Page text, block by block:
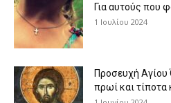
Για αυτούς που
1 Ιουλίου 2024
Προσευχή Αγίου
πρωί και τίποτα